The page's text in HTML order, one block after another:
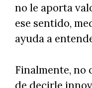
no le aporta
ese sentido,
ayuda a
Finalmente, no